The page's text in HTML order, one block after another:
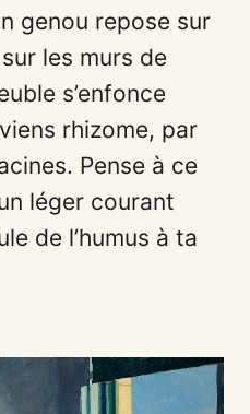
genou repose sur
les murs de
s’enfonce
rhizome, par
Pense à ce
léger courant
de l’humus à ta